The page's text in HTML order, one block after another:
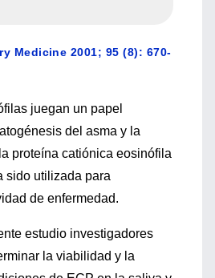
Medicine 2001; 95 (8): 670-
juegan un papel
del asma y la
proteína catiónica eosinófila
sido utilizada para
de enfermedad.
estudio investigadores
la viabilidad y la